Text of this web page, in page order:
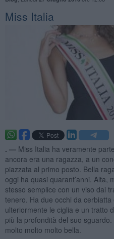
Miss Italia
. — Miss Italia ha veramente
ancora era una ragazza, a un
piazzata al primo posto. Bella
oggi ha quasi quarant’anni. Alta,
stesso semplice con un viso dai
tenero. Ha due occhi da
ulteriormente le ciglia e un tratto
più la profondità del suo
molto molto molto bella.